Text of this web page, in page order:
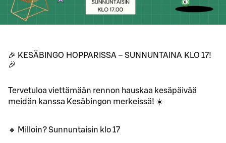
🎉 KESÄBINGO HOPPARISSA – SUNNUNTAINA KLO 17!
🎉
Tervetuloa viettämään rennon hauskaa kesäpäivää
meidän kanssa Kesäbingon merkeissä! ☀️
🔸 Milloin? Sunnuntaisin klo 17